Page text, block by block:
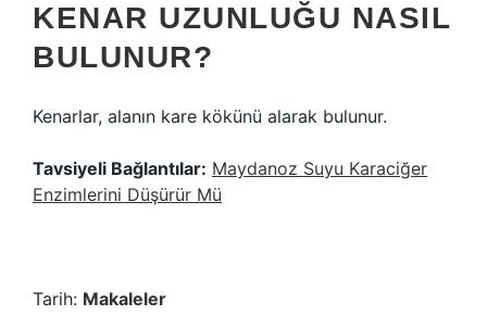
KENAR UZUNLUĞU NASIL
BULUNUR?
Kenarlar, alanın kare kökünü alarak bulunur.
Tavsiyeli Bağlantılar: Maydanoz Suyu Karaciğer
Enzimlerini Düşürür Mü
Tarih: Makaleler